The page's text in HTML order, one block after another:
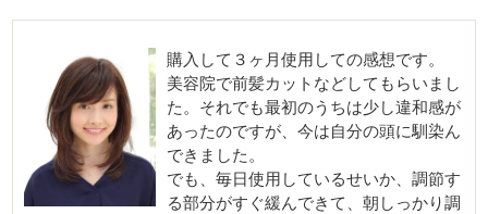
購入して３ヶ月使用しての感想です。
美容院で前髪カットなどしてもらいまし
た。それでも最初のうちは少し違和感が
あったのですが、今は自分の頭に馴染ん
できました。
でも、毎日使用しているせいか、調節す
る部分がすぐ緩んできて、朝しっかり調